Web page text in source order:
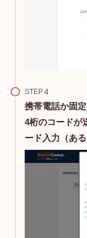
STEP
携帯電話か固
4桁のコードが
ード入力（ある